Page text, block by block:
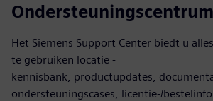
Ondersteuningscentrum
Het Siemens Support Center biedt u
te gebruiken locatie -
kennisbank, productupdates,
ondersteuningscases, licentie-/